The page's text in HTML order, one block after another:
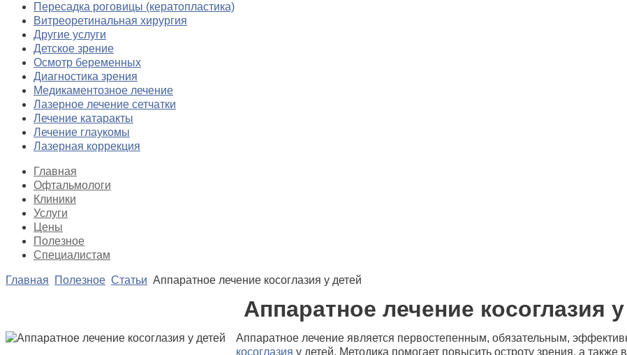
Пересадка роговицы (кератопластика)
Витреоретинальная хирургия
Другие услуги
Детское зрение
Осмотр беременных
Диагностика зрения
Медикаментозное лечение
Лазерное лечение сетчатки
Лечение катаракты
Лечение глаукомы
Лазерная коррекция
Главная
Офтальмологи
Клиники
Услуги
Цены
Полезное
Специалистам
Главная Полезное Статьи Аппаратное лечение косоглазия у детей
Аппаратное лечение косоглазия
Аппаратное лечение является первостепенным, обязательным,
косоглазия у детей. Методика помогает повысить остроту зрения, а